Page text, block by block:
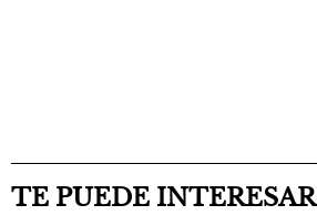
TE PUEDE INTERESAR